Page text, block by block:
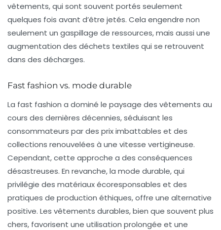
vêtements, qui sont souvent portés seulement
quelques fois avant d’être jetés. Cela engendre non
seulement un gaspillage de ressources, mais aussi une
augmentation des déchets textiles qui se retrouvent
dans des décharges.
Fast fashion vs. mode durable
La fast fashion a dominé le paysage des vêtements au
cours des dernières décennies, séduisant les
consommateurs par des prix imbattables et des
collections renouvelées à une vitesse vertigineuse.
Cependant, cette approche a des conséquences
désastreuses. En revanche, la mode durable, qui
privilégie des matériaux écoresponsables et des
pratiques de production éthiques, offre une alternative
positive. Les vêtements durables, bien que souvent plus
chers, favorisent une utilisation prolongée et une